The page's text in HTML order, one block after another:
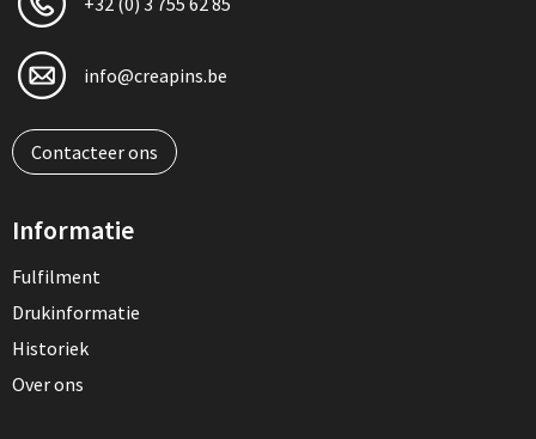
info@creapins.be
Contacteer ons
Informatie
Fulfilment
Drukinformatie
Historiek
Over ons